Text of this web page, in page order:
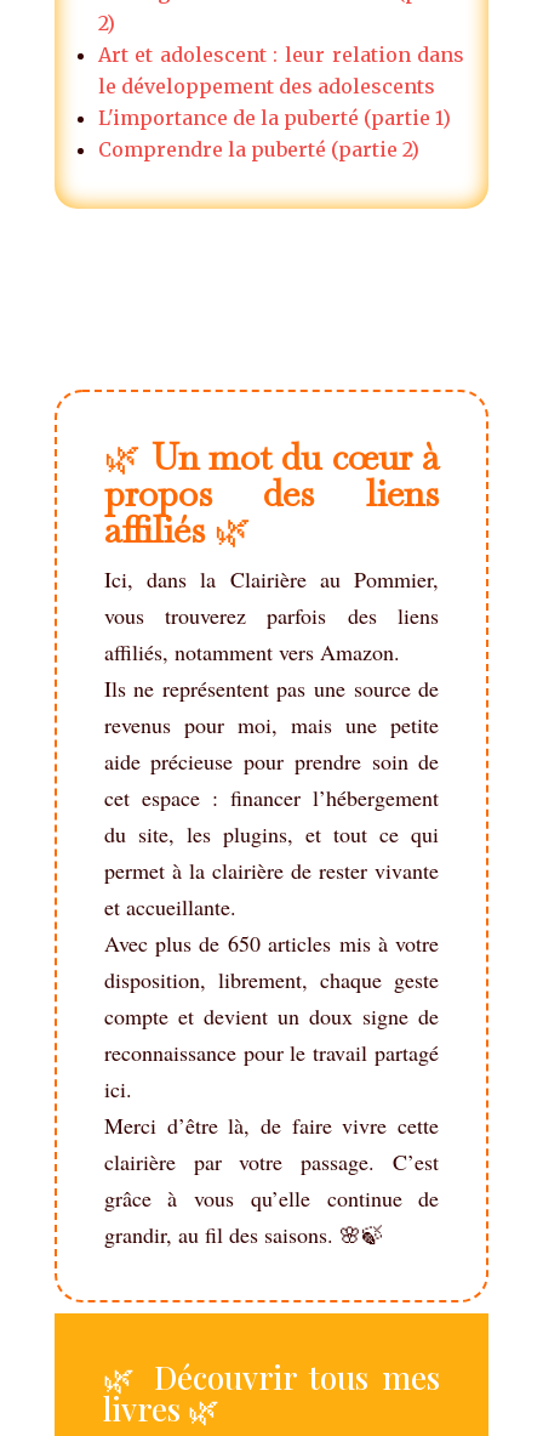
2)
Art et adolescent : leur relation dans
le développement des adolescents
L'importance de la puberté (partie 1)
Comprendre la puberté (partie 2)
🌿 Un mot du cœur à
propos des liens
affiliés🌿
Ici, dans la Clairière au Pommier,
vous trouverez parfois des liens
affiliés, notamment vers Amazon.
Ils ne représentent pas une source de
revenus pour moi, mais une petite
aide précieuse pour prendre soin de
cet espace : financer l’hébergement
du site, les plugins, et tout ce qui
permet à la clairière de rester vivante
et accueillante.
Avec plus de 650 articles mis à votre
disposition, librement, chaque geste
compte et devient un doux signe de
reconnaissance pour le travail partagé
ici.
Merci d’être là, de faire vivre cette
clairière par votre passage. C’est
grâce à vous qu’elle continue de
grandir, au fil des saisons. 🌸🍃
🌿 Découvrir tous mes
livres 🌿